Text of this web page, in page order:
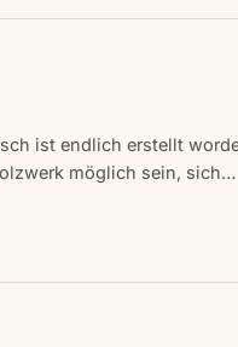
ist endlich erstellt
möglich sein, sich…